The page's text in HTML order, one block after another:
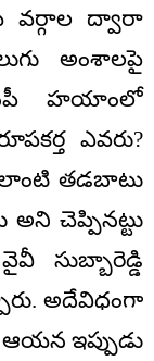
వ‌ర్గాల ద్వారా
అంశాల‌పై
హ‌యాంలో
ఎవ‌రు?
త‌డ‌బాటు
చెప్పిన‌ట్టు
సుబ్బారెడ్డి
అదేవిధంగా
ఇప్పుడు